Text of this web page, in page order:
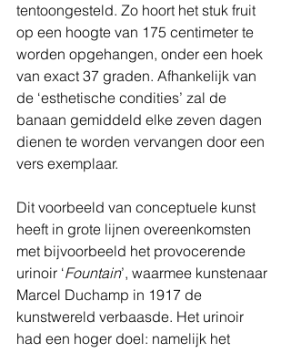
tentoongesteld. Zo hoort het stuk fruit
op een hoogte van 175 centimeter te
worden opgehangen, onder een hoek
van exact 37 graden. Afhankelijk van
de ‘esthetische condities’ zal de
banaan gemiddeld elke zeven dagen
dienen te worden vervangen door een
vers exemplaar.
Dit voorbeeld van conceptuele kunst
heeft in grote lijnen overeenkomsten
met bijvoorbeeld het provocerende
urinoir ‘Fountain’, waarmee kunstenaar
Marcel Duchamp in 1917 de
kunstwereld verbaasde. Het urinoir
had een hoger doel: namelijk het